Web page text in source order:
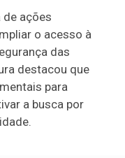
ações
o acesso à
das
destacou que
para
a busca por